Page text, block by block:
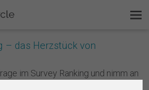
– das Herzstück von
im Survey Ranking und nimm an